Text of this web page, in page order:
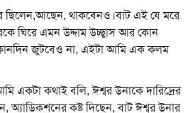
থাকবেনও।বাট এই যে মরে
ঘিরে এমন উদ্দাম উচ্ছ্বাস আর কোন
জুটবেও না, এইটা আমি এক কলম
একটা কথাই বলি, ঈশ্বর উনাকে দারিদ্রের
অ্যাডিকশনের কষ্ট দিছেন, বাট ঈশ্বর উনার